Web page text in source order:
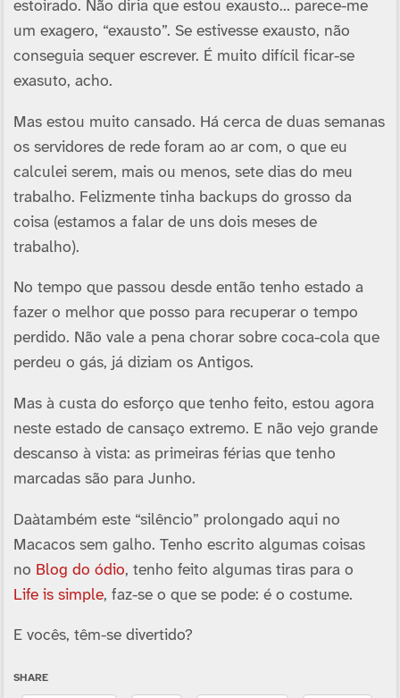
estoirado. Não diria que estou exausto… parece-me
um exagero, “exausto”. Se estivesse exausto, não
conseguia sequer escrever. É muito difícil ficar-se
exasuto, acho.
Mas estou muito cansado. Há cerca de duas semanas
os servidores de rede foram ao ar com, o que eu
calculei serem, mais ou menos, sete dias do meu
trabalho. Felizmente tinha backups do grosso da
coisa (estamos a falar de uns dois meses de
trabalho).
No tempo que passou desde então tenho estado a
fazer o melhor que posso para recuperar o tempo
perdido. Não vale a pena chorar sobre coca-cola que
perdeu o gás, já diziam os Antigos.
Mas à custa do esforço que tenho feito, estou agora
neste estado de cansaço extremo. E não vejo grande
descanso à vista: as primeiras férias que tenho
marcadas são para Junho.
Daàtambém este “silêncio” prolongado aqui no
Macacos sem galho. Tenho escrito algumas coisas
no Blog do ódio, tenho feito algumas tiras para o
Life is simple, faz-se o que se pode: é o costume.
E vocês, têm-se divertido?
SHARE